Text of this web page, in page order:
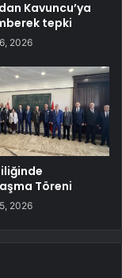
Kavuncu’ya
tepki
2026
Töreni
2026